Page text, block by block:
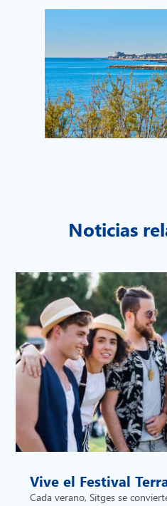
Noticias
Vive el Festival
Cada verano, Sitges se